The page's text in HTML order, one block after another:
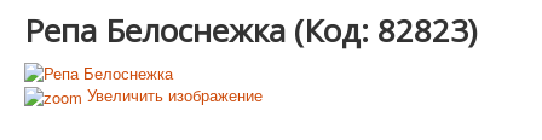
Репа Белоснежка (Код: 82823)
Увеличить изображение